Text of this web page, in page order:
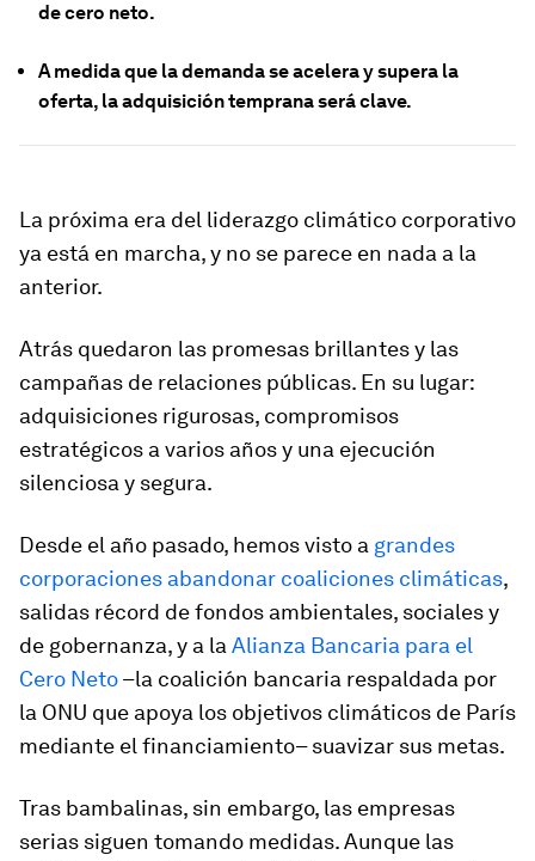
de cero neto.
A medida que la demanda se acelera y supera la
oferta, la adquisición temprana será clave.
La próxima era del liderazgo climático corporativo
ya está en marcha, y no se parece en nada a la
anterior.
Atrás quedaron las promesas brillantes y las
campañas de relaciones públicas. En su lugar:
adquisiciones rigurosas, compromisos
estratégicos a varios años y una ejecución
silenciosa y segura.
Desde el año pasado, hemos visto a grandes
corporaciones abandonar coaliciones climáticas,
salidas récord de fondos ambientales, sociales y
de gobernanza, y a la Alianza Bancaria para el
Cero Neto–la coalición bancaria respaldada por
la ONU que apoya los objetivos climáticos de París
mediante el financiamiento– suavizar sus metas.
Tras bambalinas, sin embargo, las empresas
serias siguen tomando medidas. Aunque las